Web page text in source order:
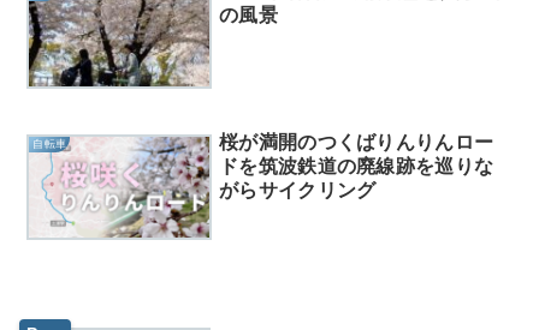
の風景
自転車
桜が満開のつくばりんりんロー
ドを筑波鉄道の廃線跡を巡りな
がらサイクリング